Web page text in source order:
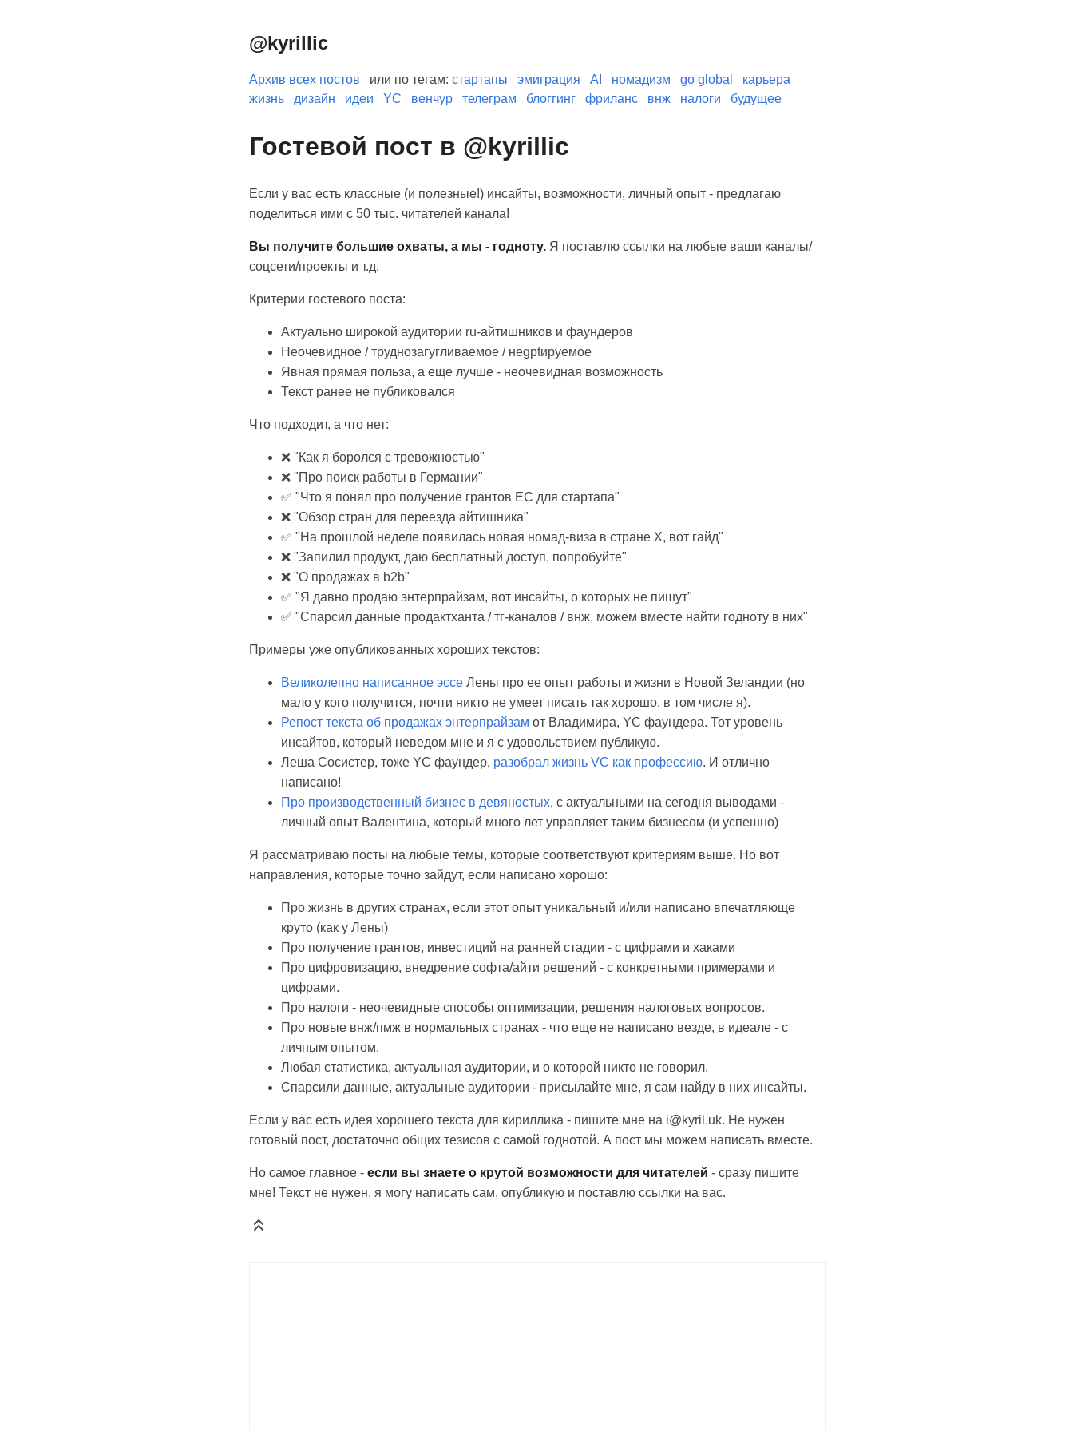
@kyrillic
Архив всех постов или по тегам: стартапы эмиграция AI номадизм go global
карьера
жизнь
дизайн идеи YC венчур телеграм блоггинг фриланс внж налоги будущее
Гостевой пост в @kyrillic
Если у вас есть классные (и полезные!) инсайты, возможности, личный опыт - предлагаю
поделиться ими с 50 тыс. читателей канала!
Вы получите большие охваты, а мы - годноту. Я поставлю ссылки на любые ваши каналы/
соцсети/проекты и т.д.
Критерии гостевого поста:
Актуально широкой аудитории ru-айтишников и фаундеров
Неочевидное / труднозагугливаемое / неgptируемое
Явная прямая польза, а еще лучше - неочевидная возможность
Текст ранее не публиковался
Что подходит, а что нет:
❌ "Как я боролся с тревожностью"
❌ "Про поиск работы в Германии"
✅ "Что я понял про получение грантов ЕС для стартапа"
❌ "Обзор стран для переезда айтишника"
✅ "На прошлой неделе появилась новая номад-виза в стране X, вот гайд"
❌ "Запилил продукт, даю бесплатный доступ, попробуйте"
❌ "О продажах в b2b"
✅ "Я давно продаю энтерпрайзам, вот инсайты, о которых не пишут"
✅ "Спарсил данные продактханта / тг-каналов / внж, можем вместе найти годноту в них"
Примеры уже опубликованных хороших текстов:
Великолепно написанное эссе Лены про ее опыт работы и жизни в Новой Зеландии (но
мало у кого получится, почти никто не умеет писать так хорошо, в том числе я).
Репост текста об продажах энтерпрайзам от Владимира, YC фаундера. Тот уровень
инсайтов, который неведом мне и я с удовольствием публикую.
Леша Сосистер, тоже YC фаундер, разобрал жизнь VC как профессию. И отлично
написано!
Про производственный бизнес в девяностых, с актуальными на сегодня выводами -
личный опыт Валентина, который много лет управляет таким бизнесом (и успешно)
Я рассматриваю посты на любые темы, которые соответствуют критериям выше. Но вот
направления, которые точно зайдут, если написано хорошо:
Про жизнь в других странах, если этот опыт уникальный и/или написано впечатляюще
круто (как у Лены)
Про получение грантов, инвестиций на ранней стадии - с цифрами и хаками
Про цифровизацию, внедрение софта/айти решений - с конкретными примерами и
цифрами.
Про налоги - неочевидные способы оптимизации, решения налоговых вопросов.
Про новые внж/пмж в нормальных странах - что еще не написано везде, в идеале - с
личным опытом.
Любая статистика, актуальная аудитории, и о которой никто не говорил.
Спарсили данные, актуальные аудитории - присылайте мне, я сам найду в них инсайты.
Если у вас есть идея хорошего текста для кириллика - пишите мне на i@kyril.uk. Не нужен
готовый пост, достаточно общих тезисов с самой годнотой. А пост мы можем написать вместе.
Но самое главное - если вы знаете о крутой возможности для читателей - сразу пишите
мне! Текст не нужен, я могу написать сам, опубликую и поставлю ссылки на вас.